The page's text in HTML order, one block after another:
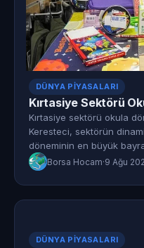
DÜNYA PIYASALARI
Kırtasiye Sektörü
Kırtasiye sektörü okula
Keresteci, sektörün
döneminin en büyük
Borsa Hocam·9 Ağu
DÜNYA PIYASALARI